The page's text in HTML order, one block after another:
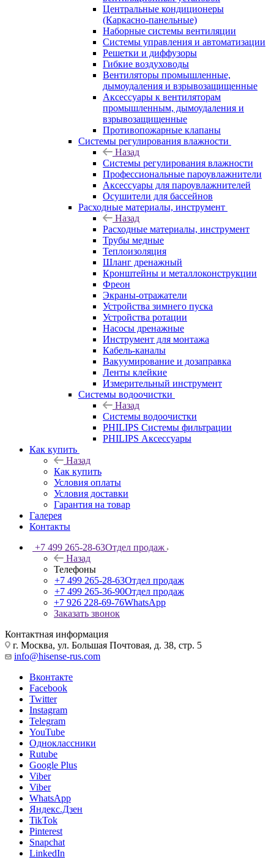
Центральные кондиционеры
(Каркасно-панельные)
Наборные системы вентиляции
Системы управления и автоматизации
Решетки и диффузоры
Гибкие воздуховоды
Вентиляторы промышленные,
дымоудаления и взрывозащищенные
Аксессуары к вентиляторам
промышленным, дымоудаления и
взрывозащищенные
Противопожарные клапаны
Системы регулирования влажности
Назад
Системы регулирования влажности
Профессиональные пароувлажнители
Аксессуары для пароувлажнителей
Осушители для бассейнов
Расходные материалы, инструмент
Назад
Расходные материалы, инструмент
Трубы медные
Теплоизоляция
Шланг дренажный
Кронштейны и металлоконструкции
Фреон
Экраны-отражатели
Устройства зимнего пуска
Устройства ротации
Насосы дренажные
Инструмент для монтажа
Кабель-каналы
Вакуумирование и дозаправка
Ленты клейкие
Измерительный инструмент
Системы водоочистки
Назад
Системы водоочистки
PHILIPS Системы фильтрации
PHILIPS Аксессуары
Как купить
Назад
Как купить
Условия оплаты
Условия доставки
Гарантия на товар
Галерея
Контакты
+7 499 265-28-63Отдел продаж
Назад
Телефоны
+7 499 265-28-63Отдел продаж
+7 499 265-36-90Отдел продаж
+7 926 228-69-76WhatsApp
Заказать звонок
Контактная информация
г. Москва, ул. Большая Почтовая, д. 38, стр. 5
info@hisense-rus.com
Вконтакте
Facebook
Twitter
Instagram
Telegram
YouTube
Одноклассники
Rutube
Google Plus
Viber
Viber
WhatsApp
Яндекс.Дзен
TikTok
Pinterest
Snapchat
LinkedIn